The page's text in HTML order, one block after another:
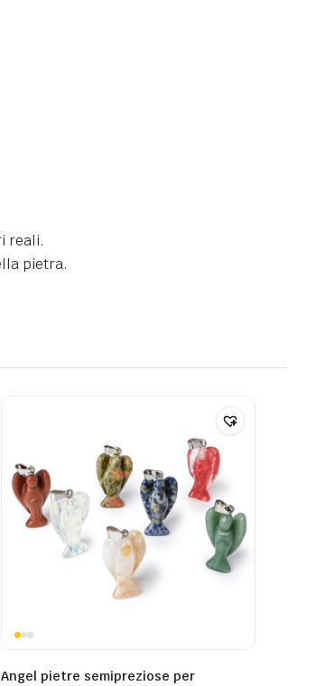
reali.
pietra.
Angel pietre semipreziose per